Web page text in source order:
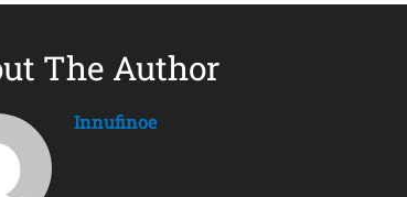
The Author
Innufinoe